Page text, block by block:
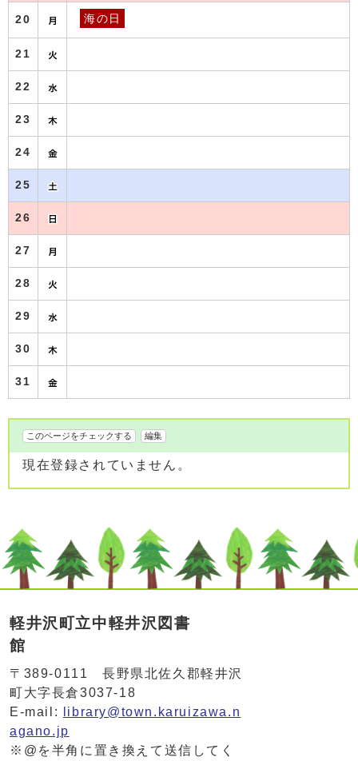
20 海の日
21
22
23
24
25
26
27
28
29
30
31
このページをチェックする 編集
現在登録されていません。
軽井沢町立中軽井沢図書
館
〒389-0111 長野県北佐久郡軽井沢
町大字長倉3037-18
E-mail: library@town.karuizawa.n
agano.jp
※@を半角に置き換えて送信してく